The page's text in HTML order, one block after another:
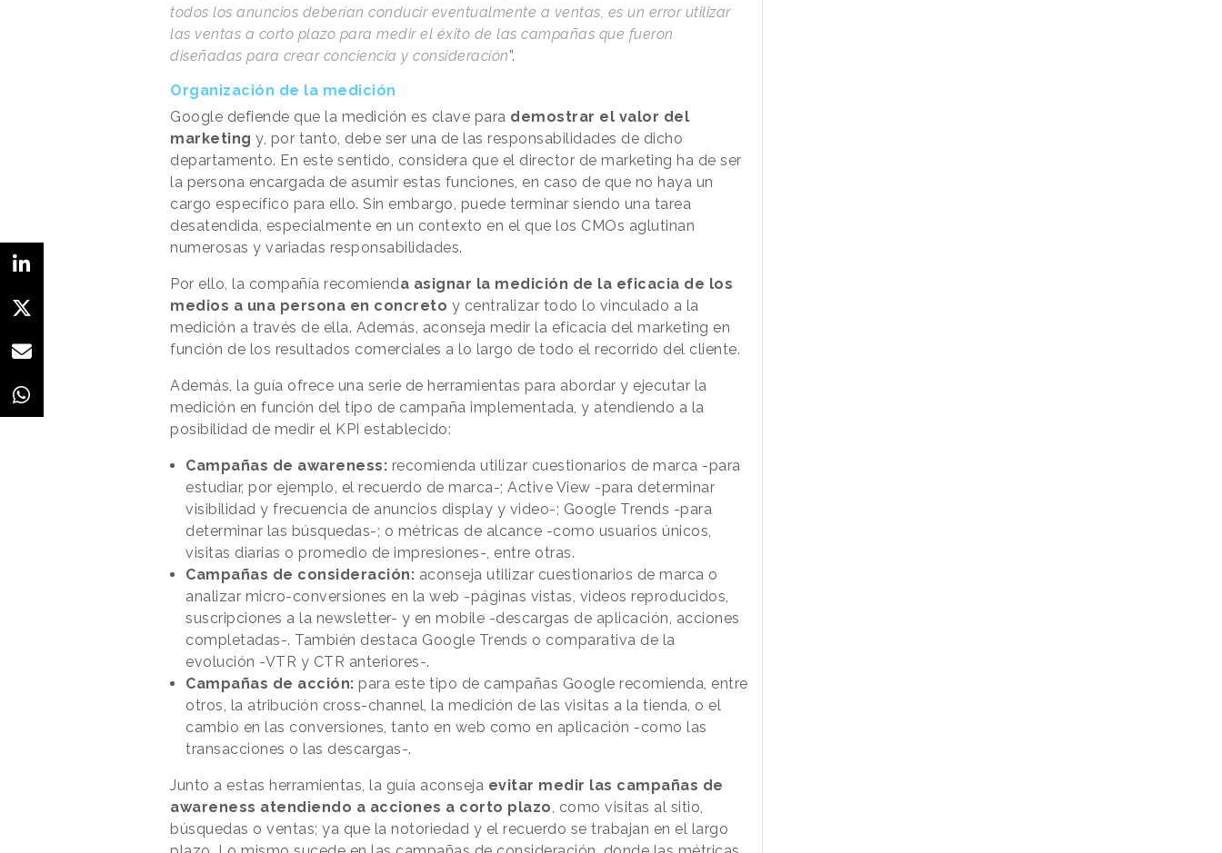
todos los anuncios deberían conducir eventualmente a ventas, es un error utilizar
las ventas a corto plazo para medir el éxito de las campañas que fueron
diseñadas para crear conciencia y consideración”.
Organización de la medición
Google defiende que la medición es clave para demostrar el valor del
marketing y, por tanto, debe ser una de las responsabilidades de dicho
departamento. En este sentido, considera que el director de marketing ha de ser
la persona encargada de asumir estas funciones, en caso de que no haya un
cargo específico para ello. Sin embargo, puede terminar siendo una tarea
desatendida, especialmente en un contexto en el que los CMOs aglutinan
numerosas y variadas responsabilidades.
Por ello, la compañía recomienda asignar la medición de la eficacia de los
medios a una persona en concreto y centralizar todo lo vinculado a la
medición a través de ella. Además, aconseja medir la eficacia del marketing en
función de los resultados comerciales a lo largo de todo el recorrido del cliente.
Además, la guía ofrece una serie de herramientas para abordar y ejecutar la
medición en función del tipo de campaña implementada, y atendiendo a la
posibilidad de medir el KPI establecido:
Campañas de awareness: recomienda utilizar cuestionarios de marca -para
estudiar, por ejemplo, el recuerdo de marca-; Active View -para determinar
visibilidad y frecuencia de anuncios display y video-; Google Trends -para
determinar las búsquedas-; o métricas de alcance -como usuarios únicos,
visitas diarias o promedio de impresiones-, entre otras.
Campañas de consideración: aconseja utilizar cuestionarios de marca o
analizar micro-conversiones en la web -páginas vistas, videos reproducidos,
suscripciones a la newsletter- y en mobile -descargas de aplicación, acciones
completadas-. También destaca Google Trends o comparativa de la
evolución -VTR y CTR anteriores-.
Campañas de acción: para este tipo de campañas Google recomienda, entre
otros, la atribución cross-channel, la medición de las visitas a la tienda, o el
cambio en las conversiones, tanto en web como en aplicación -como las
transacciones o las descargas-.
Junto a estas herramientas, la guía aconseja evitar medir las campañas de
awareness atendiendo a acciones a corto plazo, como visitas al sitio,
búsquedas o ventas; ya que la notoriedad y el recuerdo se trabajan en el largo